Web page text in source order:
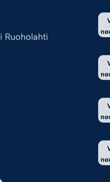
Kouvolassa.
K-Citymarketista.
tarjouksilla.
Ruoholahti